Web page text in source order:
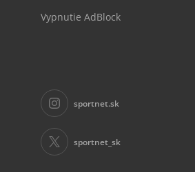
Vypnutie AdBlock
sportnet.sk
sportnet_sk